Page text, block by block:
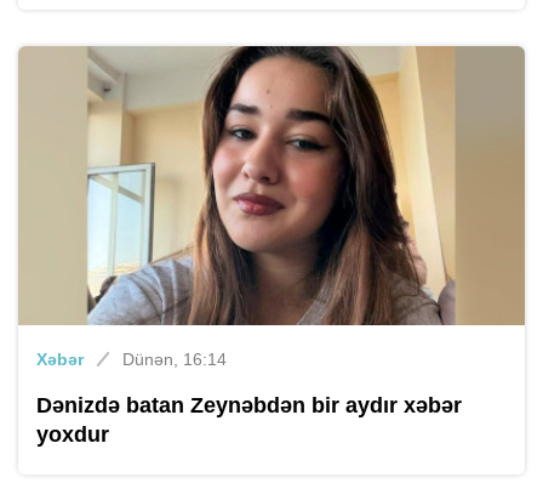
Xəbər Dünən, 16:14
Dənizdə batan Zeynəbdən bir aydır xəbər
yoxdur